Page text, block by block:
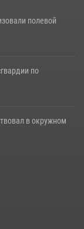
полевой
по
в окружном